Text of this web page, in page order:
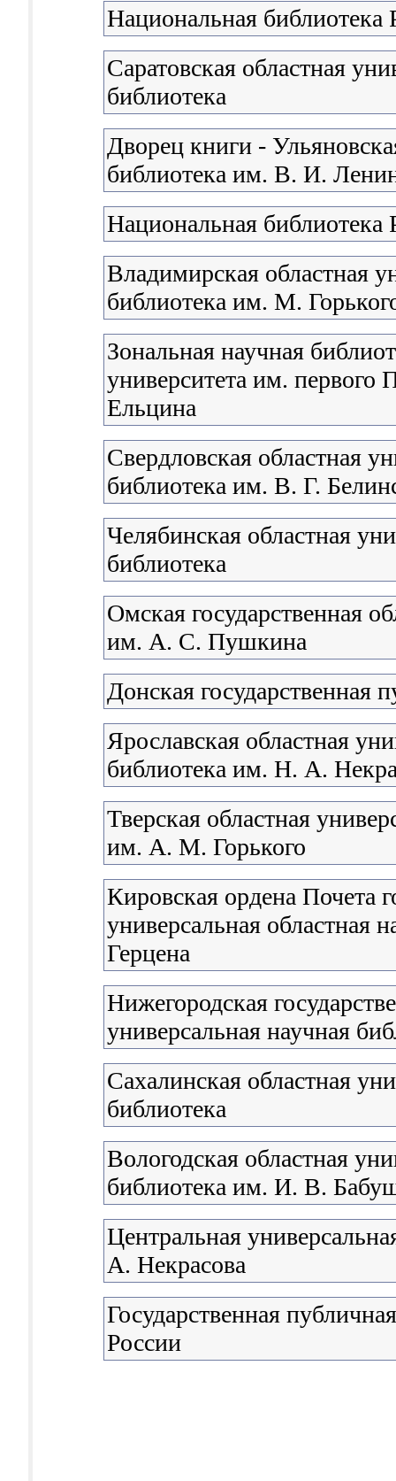
Национальная
Саратовская областная
библиотека
Дворец книги -
библиотека им. В. И.
Национальная библиотека
Владимирская областная
библиотека им. М.
Зональная научная
университета им. первого
Ельцина
Свердловская областная
библиотека им. В. Г.
Челябинская областная
библиотека
Омская государственная
им. А. С. Пушкина
Донская государственная
Ярославская областная
библиотека им. Н. А.
Тверская областная
им. А. М. Горького
Кировская ордена Почета
универсальная областная
Герцена
Нижегородская
универсальная научная
Сахалинская областная
библиотека
Вологодская областная
библиотека им. И. В.
Центральная
А. Некрасова
Государственная
России